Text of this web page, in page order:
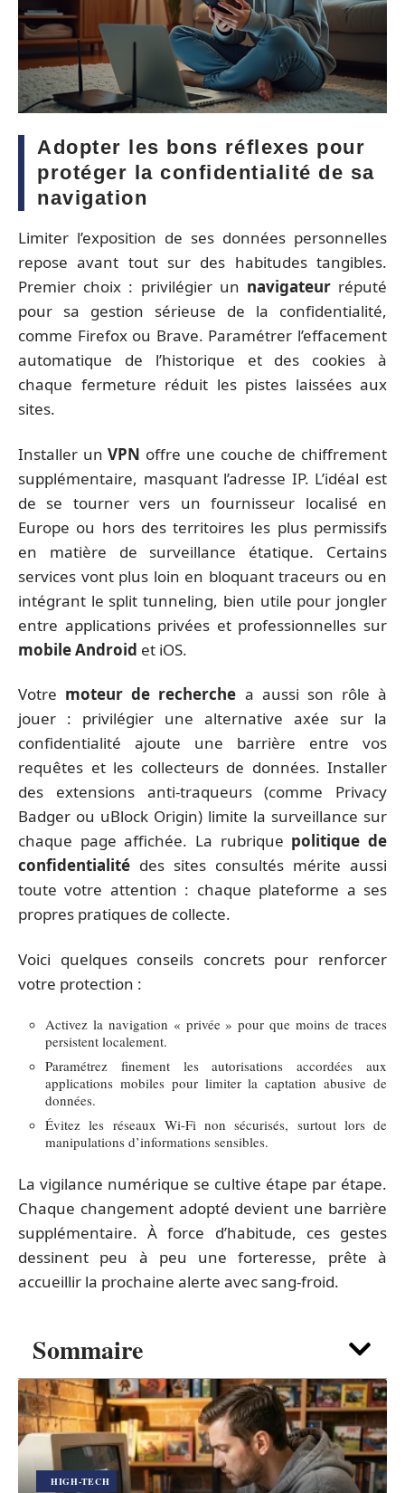
Sommaire
HIGH-TECH
Adopter les bons réflexes pour
protéger la confidentialité de sa
navigation
Limiter l’exposition de ses données personnelles
repose avant tout sur des habitudes tangibles.
Premier choix : privilégier un navigateurréputé
pour sa gestion sérieuse de la confidentialité,
comme Firefox ou Brave. Paramétrer l’effacement
automatique de l’historique et des cookies à
chaque fermeture réduit les pistes laissées aux
sites.
Installer unVPN offre une couche de chiffrement
supplémentaire, masquant l’adresse IP. L’idéal est
de se tourner vers un fournisseur localisé en
Europe ou hors des territoires les plus permissifs
en matière de surveillance étatique. Certains
services vont plus loin en bloquant traceurs ou en
intégrant le split tunneling, bien utile pour jongler
entre applications privées et professionnelles sur
mobile Android et iOS.
Votre moteur de recherche a aussi son rôle à
jouer : privilégier une alternative axée sur la
confidentialité ajoute une barrière entre vos
requêtes et les collecteurs de données. Installer
des extensions anti-traqueurs (comme Privacy
Badger ou uBlock Origin) limite la surveillance sur
chaque page affichée. La rubrique politique de
confidentialité des sites consultés mérite aussi
toute votre attention : chaque plateforme a ses
propres pratiques de collecte.
Voici quelques conseils concrets pour renforcer
votre protection :
Activez la navigation « privée » pour que moins de traces
persistent localement.
Paramétrez finement les autorisations accordées aux
applications mobiles pour limiter la captation abusive de
données.
Évitez les réseaux Wi-Fi non sécurisés, surtout lors de
manipulations d’informations sensibles.
La vigilance numérique se cultive étape par étape.
Chaque changement adopté devient une barrière
supplémentaire. À force d’habitude, ces gestes
dessinent peu à peu une forteresse, prête à
accueillir la prochaine alerte avec sang-froid.